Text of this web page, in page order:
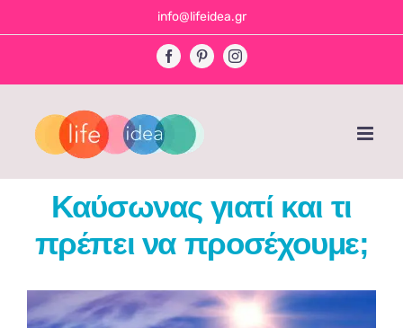
to
info@lifeidea.gr
FacebookPinterestInstagram
Καύσωνας γιατί και τι
πρέπει να προσέχουμε;